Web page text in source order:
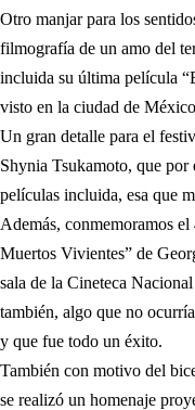
Otro manjar para los
filmografía de un amo del
incluida su última película
visto en la ciudad de
Un gran detalle para el
Shynia Tsukamoto, que por
películas incluida, esa que
Además, conmemoramos
Muertos Vivientes” de
sala de la Cineteca
también, algo que no
y que fue todo un éxito.
También con motivo del
se realizó un homenaje